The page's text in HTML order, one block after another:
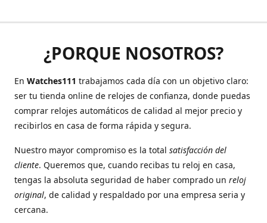
¿PORQUE NOSOTROS?
En Watches111 trabajamos cada día con un objetivo claro:
ser tu tienda online de relojes de confianza, donde puedas
comprar relojes automáticos de calidad al mejor precio y
recibirlos en casa de forma rápida y segura.
Nuestro mayor compromiso es la total satisfacción del
cliente. Queremos que, cuando recibas tu reloj en casa,
tengas la absoluta seguridad de haber comprado un reloj
original, de calidad y respaldado por una empresa seria y
cercana.